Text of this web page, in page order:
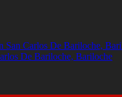
De Bariloche, Bariloche